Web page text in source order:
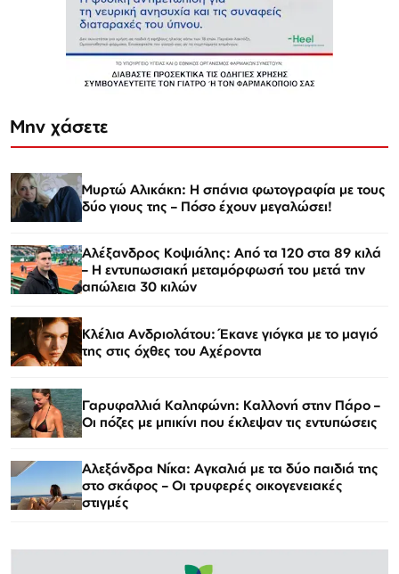
Μην χάσετε
Μυρτώ Αλικάκη: Η σπάνια φωτογραφία με τους
δύο γιους της – Πόσο έχουν μεγαλώσει!
Αλέξανδρος Κοψιάλης: Από τα 120 στα 89 κιλά
– Η εντυπωσιακή μεταμόρφωσή του μετά την
απώλεια 30 κιλών
Κλέλια Ανδριολάτου: Έκανε γιόγκα με το μαγιό
της στις όχθες του Αχέροντα
Γαρυφαλλιά Καληφώνη: Καλλονή στην Πάρο –
Οι πόζες με μπικίνι που έκλεψαν τις εντυπώσεις
Αλεξάνδρα Νίκα: Αγκαλιά με τα δύο παιδιά της
στο σκάφος – Οι τρυφερές οικογενειακές
στιγμές